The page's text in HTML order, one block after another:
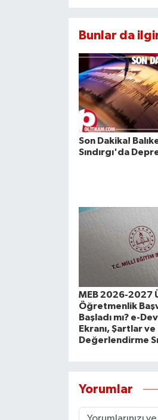
Bunlar da
Son Dakika!
Sındırgı'da
MEB 2026-2027
Öğretmenlik
Başladı mı? e-
Ekranı, Şartlar ve
Değerlendirme
Yorumlar